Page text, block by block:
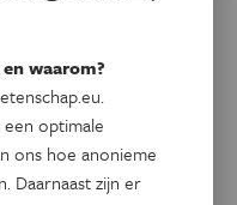
waarom?
optimale
ons hoe anonieme
Daarnaast zijn er